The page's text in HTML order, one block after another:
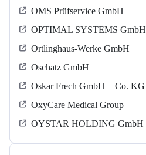
OMS Prüfservice GmbH
OPTIMAL SYSTEMS GmbH
Ortlinghaus-Werke GmbH
Oschatz GmbH
Oskar Frech GmbH + Co. KG
OxyCare Medical Group
OYSTAR HOLDING GmbH